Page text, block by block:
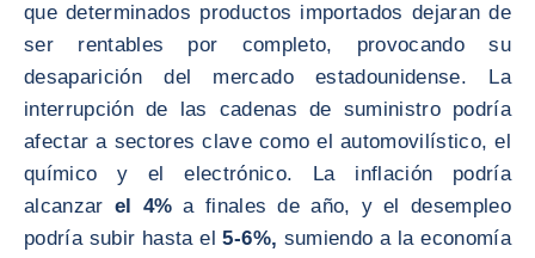
que determinados productos importados dejaran de
ser rentables por completo, provocando su
desaparición del mercado estadounidense. La
interrupción de las cadenas de suministro podría
afectar a sectores clave como el automovilístico, el
químico y el electrónico. La inflación podría
alcanzar el 4%a finales de año, y el desempleo
podría subir hasta el5-6%, sumiendo a la economía